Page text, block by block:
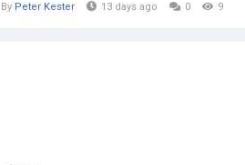
By Peter Kester 13 days ago 0 9